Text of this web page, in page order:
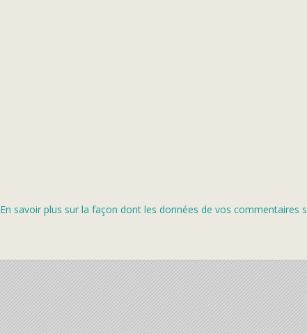
En savoir plus sur la façon dont les données de vos commentaires